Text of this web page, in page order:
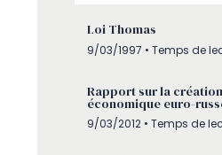
Loi Thomas
9/03/1997 • Temps de
Rapport sur la
économique euro-
9/03/2012 • Temps de